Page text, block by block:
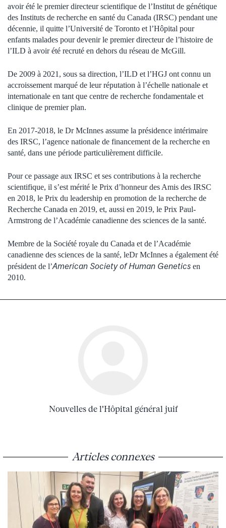
avoir été le premier directeur scientifique de l’Institut de génétique
des Instituts de recherche en santé du Canada (IRSC) pendant une
décennie, il quitte l’Université de Toronto et l’Hôpital pour
enfants malades pour devenir le premier directeur de l’histoire de
l’ILD à avoir été recruté en dehors du réseau de McGill.
De 2009 à 2021, sous sa direction, l’ILD et l’HGJ ont connu un
accroissement marqué de leur réputation à l’échelle nationale et
internationale en tant que centre de recherche fondamentale et
clinique de premier plan.
En 2017-2018, le Dr McInnes assume la présidence intérimaire
des IRSC, l’agence nationale de financement de la recherche en
santé, dans une période particulièrement difficile.
Pour ce passage aux IRSC et ses contributions à la recherche
scientifique, il s’est mérité le Prix d’honneur des Amis des IRSC
en 2018, le Prix du leadership en promotion de la recherche de
Recherche Canada en 2019, et, aussi en 2019, le Prix Paul-
Armstrong de l’Académie canadienne des sciences de la santé.
Membre de la Société royale du Canada et de l’Académie
canadienne des sciences de la santé, leDr McInnes a également été
président de l’American Society of Human Genetics en
2010.
Nouvelles de l'Hôpital général juif
Articles connexes